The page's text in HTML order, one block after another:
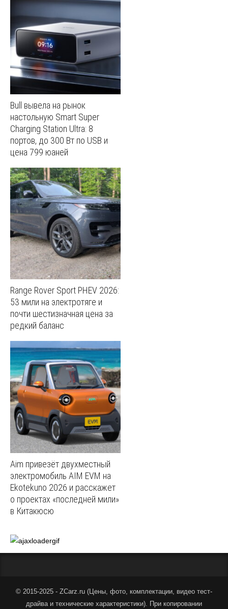
Bull вывела на рынок
настольную Smart Super
Charging Station Ultra: 8
портов, до 300 Вт по USB и
цена 799 юаней
Range Rover Sport PHEV 2026:
53 мили на электротяге и
почти шестизначная цена за
редкий баланс
Aim привезёт двухместный
электромобиль AIM EVM на
Ekotekuno 2026 и расскажет
о проектах «последней мили»
в Китакюсю
© 2015-2025 - ZCarz.ru (Цены, фото, комплектации, видео тест-
драйва и технические характеристики). При копировании